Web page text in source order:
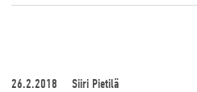
26.2.2018 Siiri Pietilä